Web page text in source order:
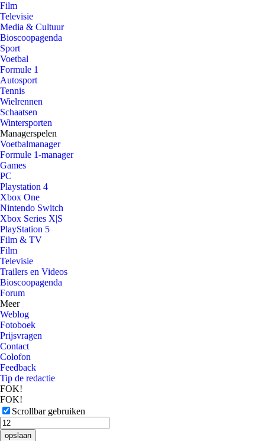
Film
Televisie
Media & Cultuur
Bioscoopagenda
Sport
Voetbal
Formule 1
Autosport
Tennis
Wielrennen
Schaatsen
Wintersporten
Managerspelen
Voetbalmanager
Formule 1-manager
Games
PC
Playstation 4
Xbox One
Nintendo Switch
Xbox Series X|S
PlayStation 5
Film & TV
Film
Televisie
Trailers en Videos
Bioscoopagenda
Forum
Meer
Weblog
Fotoboek
Prijsvragen
Contact
Colofon
Feedback
Tip de redactie
FOK!
FOK!
Scrollbar gebruiken
opslaan